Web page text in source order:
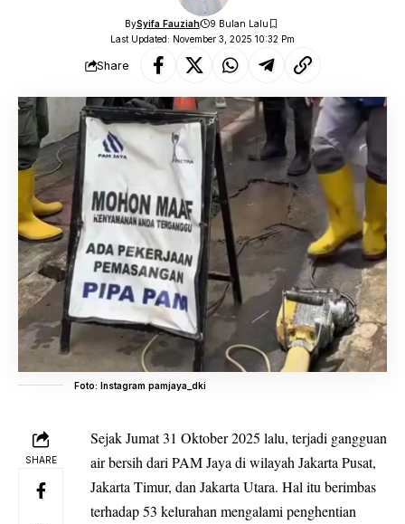
Last Updated: November 3, 2025 10:32 Pm
BySyifa Fauziah 9 Bulan Lalu
Share
Foto: Instagram pamjaya_dki
SHARE
Sejak Jumat 31 Oktober 2025 lalu, terjadi gangguan
air bersih dari PAM Jaya di wilayah Jakarta Pusat,
Jakarta Timur, dan Jakarta Utara. Hal itu berimbas
terhadap 53 kelurahan mengalami penghentian